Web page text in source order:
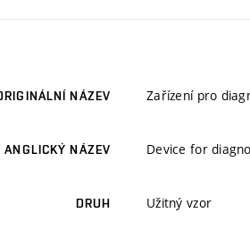
NÁZEV Zařízení pro
ANGLICKÝ NÁZEV Device for
DRUH Užitný vzor